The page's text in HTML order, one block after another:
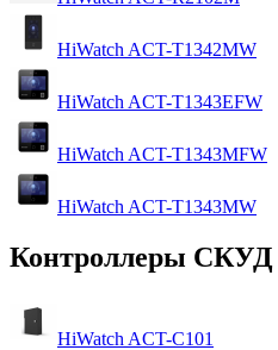
HiWatch ACT-T1342MW
HiWatch ACT-T1343EFW
HiWatch ACT-T1343MFW
HiWatch ACT-T1343MW
Контроллеры СКУД
HiWatch ACT-C101